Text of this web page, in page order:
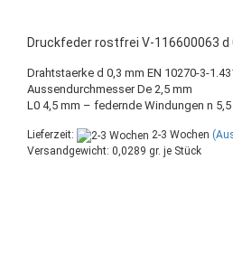
Druckfeder rostfrei V-116600063 d
Drahtstaerke d 0,3 mm EN 10270-3-
Aussendurchmesser De 2,5 mm
L0 4,5 mm – federnde Windungen n 5,5
Lieferzeit: 2-3 Wochen
Versandgewicht: 0,0289 gr. je Stück